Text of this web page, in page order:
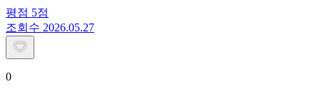
평점 5점
조회수 2026.05.27
0